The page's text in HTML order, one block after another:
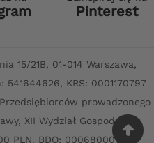
Pinterest
15/21B, 01-014 Warszawa,
541644626, KRS: 0001170797
prowadzonego
XII Wydział Gospodarczy,
PLN. BDO: 000680001